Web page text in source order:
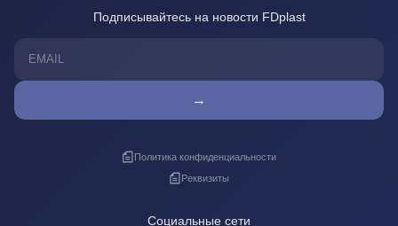
Подписывайтесь на новости FDplast
→
Политика конфиденциальности
Реквизиты
Социальные сети